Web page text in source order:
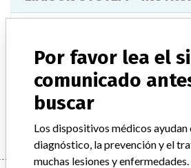
Descripción del producto
LIAISON SYSTEM -
Manufacturer
Por favor lea el
comunicado
buscar
Los dispositivos médicos ayudan
diagnóstico, la prevención y el
muchas lesiones y